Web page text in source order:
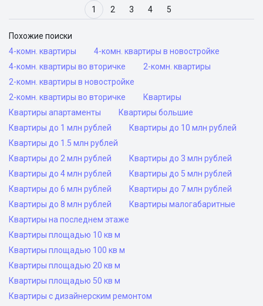
1 2 3 4 5
Похожие поиски
4-комн. квартиры
4-комн. квартиры в новостройке
4-комн. квартиры во вторичке
2-комн. квартиры
2-комн. квартиры в новостройке
2-комн. квартиры во вторичке
Квартиры
Квартиры апартаменты
Квартиры большие
Квартиры до 1 млн рублей
Квартиры до 10 млн рублей
Квартиры до 1.5 млн рублей
Квартиры до 2 млн рублей
Квартиры до 3 млн рублей
Квартиры до 4 млн рублей
Квартиры до 5 млн рублей
Квартиры до 6 млн рублей
Квартиры до 7 млн рублей
Квартиры до 8 млн рублей
Квартиры малогабаритные
Квартиры на последнем этаже
Квартиры площадью 10 кв м
Квартиры площадью 100 кв м
Квартиры площадью 20 кв м
Квартиры площадью 50 кв м
Квартиры с дизайнерским ремонтом